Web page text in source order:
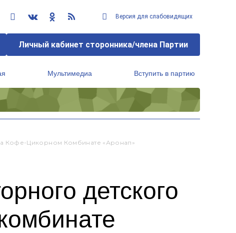
Версия для слабовидящих
Личный кабинет сторонника/члена Партии
Мультимедиа Вступить в партию
Кофе-Цикорном Комбинате «Аронап»
детского